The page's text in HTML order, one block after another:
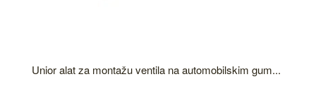
Unior alat za montažu ventila na automobilskim gum...